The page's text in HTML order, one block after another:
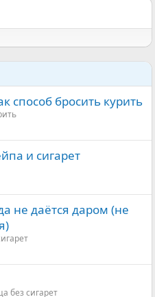
способ бросить курить
и сигарет
не даётся даром (не
без сигарет